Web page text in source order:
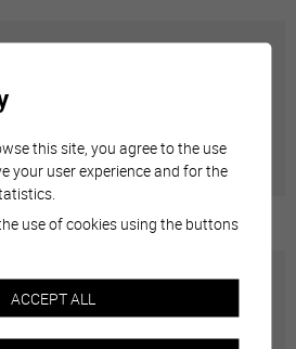
this site, you agree to the use
your user experience and for the
use of cookies using the buttons
ACCEPT ALL